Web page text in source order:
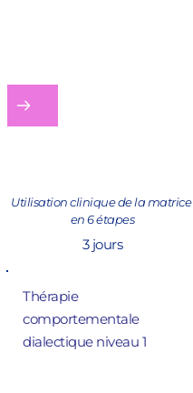
Utilisation clinique de la matrice
en 6 étapes
3 jours
Thérapie
comportementale
dialectique niveau 1